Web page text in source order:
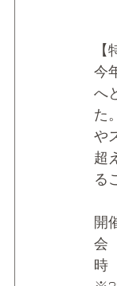
今
へ
た
や
超
る
開
会
時